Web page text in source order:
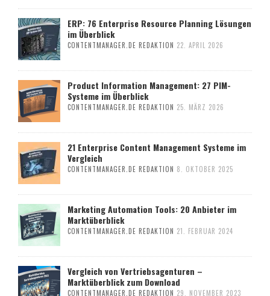
ERP: 76 Enterprise Resource Planning Lösungen
im Überblick
CONTENTMANAGER.DE REDAKTION 22. APRIL 2026
Product Information Management: 27 PIM-
Systeme im Überblick
CONTENTMANAGER.DE REDAKTION 25. MÄRZ 2026
21 Enterprise Content Management Systeme im
Vergleich
CONTENTMANAGER.DE REDAKTION 8. OKTOBER 2025
Marketing Automation Tools: 20 Anbieter im
Marktüberblick
CONTENTMANAGER.DE REDAKTION 21. FEBRUAR 2024
Vergleich von Vertriebsagenturen –
Marktüberblick zum Download
CONTENTMANAGER.DE REDAKTION 29. NOVEMBER 2023